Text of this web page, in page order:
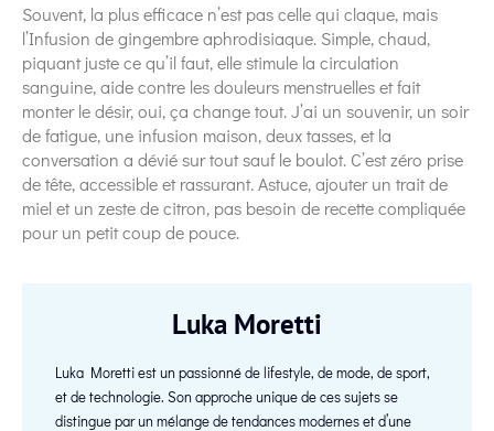
Souvent, la plus efficace n’est pas celle qui claque, mais
l’Infusion de gingembre aphrodisiaque. Simple, chaud,
piquant juste ce qu’il faut, elle stimule la circulation
sanguine, aide contre les douleurs menstruelles et fait
monter le désir, oui, ça change tout. J’ai un souvenir, un soir
de fatigue, une infusion maison, deux tasses, et la
conversation a dévié sur tout sauf le boulot. C’est zéro prise
de tête, accessible et rassurant. Astuce, ajouter un trait de
miel et un zeste de citron, pas besoin de recette compliquée
pour un petit coup de pouce.
Luka Moretti
Luka Moretti est un passionné de lifestyle, de mode, de sport,
et de technologie. Son approche unique de ces sujets se
distingue par un mélange de tendances modernes et d’une